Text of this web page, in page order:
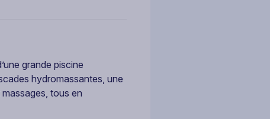
grande piscine
hydromassantes, une
tous en